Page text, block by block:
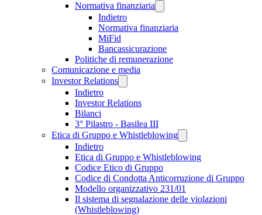
Normativa finanziaria
Indietro
Normativa finanziaria
MiFid
Bancassicurazione
Politiche di remunerazione
Comunicazione e media
Investor Relations
Indietro
Investor Relations
Bilanci
3° Pilastro - Basilea III
Etica di Gruppo e Whistleblowing
Indietro
Etica di Gruppo e Whistleblowing
Codice Etico di Gruppo
Codice di Condotta Anticorruzione di Gruppo
Modello organizzativo 231/01
Il sistema di segnalazione delle violazioni
(Whistleblowing)